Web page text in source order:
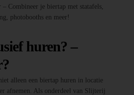
Combineer je biertap met statafels,
photobooths en meer!
huren? –
alleen een biertap huren in locatie
afnemen. Als onderdeel van Slijterij